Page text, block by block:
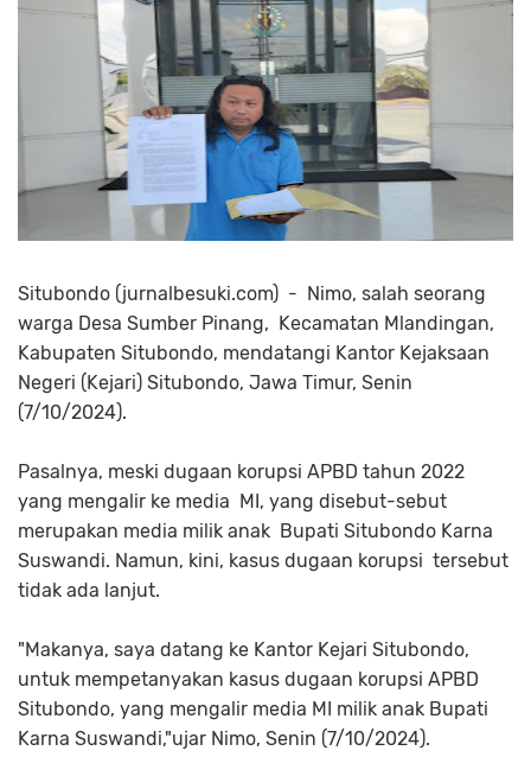
Situbondo (jurnalbesuki.com) - Nimo, salah seorang
warga Desa Sumber Pinang, Kecamatan Mlandingan,
Kabupaten Situbondo, mendatangi Kantor Kejaksaan
Negeri (Kejari) Situbondo, Jawa Timur, Senin
(7/10/2024).
Pasalnya, meski dugaan korupsi APBD tahun 2022
yang mengalir ke media MI, yang disebut-sebut
merupakan media milik anak Bupati Situbondo Karna
Suswandi. Namun, kini, kasus dugaan korupsi tersebut
tidak ada lanjut.
"Makanya, saya datang ke Kantor Kejari Situbondo,
untuk mempetanyakan kasus dugaan korupsi APBD
Situbondo, yang mengalir media MI milik anak Bupati
Karna Suswandi,"ujar Nimo, Senin (7/10/2024).